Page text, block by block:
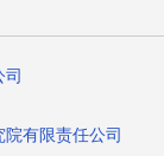
有限责任公司